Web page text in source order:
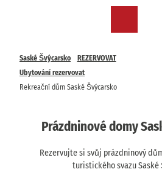
Saské Švýcarsko
REZERVOVAT
Ubytování rezervovat
Rekreační dům Saské Švýcarsko
Prázdninové domy
Rezervujte si svůj prázdninový
turistického svazu Saské